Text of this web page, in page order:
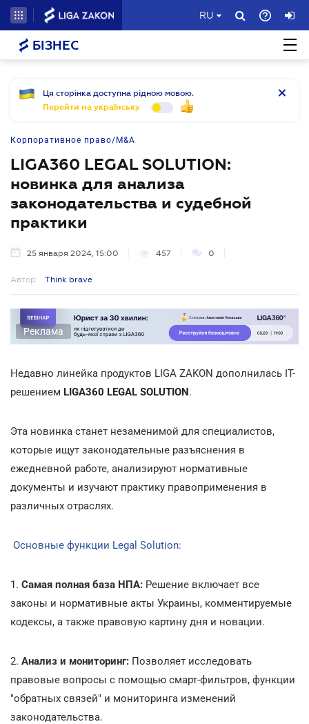
RU
БІЗНЕС
Ця сторінка доступна рідною мовою.
Перейти на українську
Корпоративное право/M&A
LIGA360 LEGAL SOLUTION:
новинка для анализа
законодательства и судебной
практики
25 января 2024, 15:00 457 0
Автор: Think brave
Реклама
Недавно линейка продуктов LIGA ZAKON дополнилась IT-
решением LIGA360 LEGAL SOLUTION.
Эта новинка станет незаменимой для специалистов,
которые ищут законодательные разъяснения в
ежедневной работе, анализируют нормативные
документы и изучают практику правоприменения в
различных отраслях.
Основные функции Legal Solution:
1. Самая полная база НПА: Решение включает все
законы и нормативные акты Украины, комментируемые
кодексы, а также правовую картину дня и новации.
2. Анализ и мониторинг: Позволяет исследовать
правовые вопросы с помощью смарт-фильтров, функции
"обратных связей" и мониторинга изменений
законодательства.